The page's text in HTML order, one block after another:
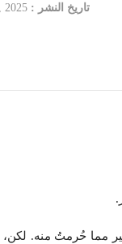
تاريخ النشر :2025
مما حُرمتُ منه. لكن،